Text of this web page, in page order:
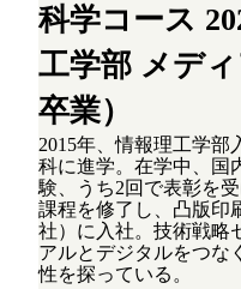
科学コース
工学部 メデ
卒業）
2015年、情報理工学部
科に進学。在学中、国
験、うち2回で表彰を
課程を修了し、凸版印
社）に入社。技術戦略
アルとデジタルをつな
性を探っている。